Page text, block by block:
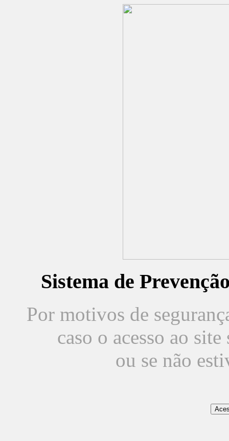
Sistema de
Por motivos de
caso o acesso ao
ou se não